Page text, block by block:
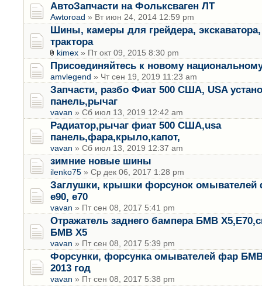
АвтоЗапчасти на Фольксваген ЛТ
Awtoroad » Вт июн 24, 2014 12:59 pm
Шины, камеры для грейдера, экскаватора,
трактора
kimex » Пт окт 09, 2015 8:30 pm
Присоединяйтесь к новому
amvlegend » Чт сен 19, 2019 11:23 am
Запчасти, разбо Фиат 500 США, USA
панель,рычаг
vavan » Сб июл 13, 2019 12:42 am
Радиатор,рычаг фиат 500 США,usa
панель,фара,крыло,капот,
vavan » Сб июл 13, 2019 12:37 am
зимние новые шины
ilenko75 » Ср дек 06, 2017 1:28 pm
Заглушки, крышки форсунок
е90, е70
vavan » Пт сен 08, 2017 5:41 pm
Отражатель заднего бампера БМВ
БМВ Х5
vavan » Пт сен 08, 2017 5:39 pm
Форсунки, форсунка омывателей фар БМВ
2013 год
vavan » Пт сен 08, 2017 5:38 pm